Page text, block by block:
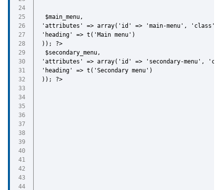
$main_menu,
'attributes' => array('id' => 'main-menu',
'heading' => t('Main menu')
)); ?>
$secondary_menu,
'attributes' => array('id' => 'secondary-
'heading' => t('Secondary menu')
)); ?>